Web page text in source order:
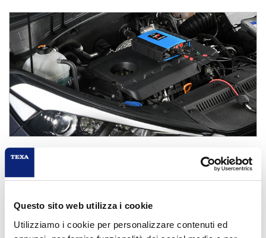
Questo sito web utilizza i cookie
Utilizziamo i cookie per personalizzare contenuti ed
Durata
Condividi su: